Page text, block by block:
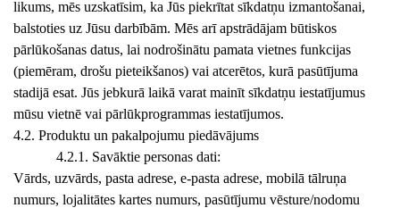
likums, mēs uzskatīsim, ka Jūs piekrītat sīkdatņu izmantošanai,
balstoties uz Jūsu darbībām. Mēs arī apstrādājam būtiskos
pārlūkošanas datus, lai nodrošinātu pamata vietnes funkcijas
(piemēram, drošu pieteikšanos) vai atcerētos, kurā pasūtījuma
stadijā esat. Jūs jebkurā laikā varat mainīt sīkdatņu iestatījumus
mūsu vietnē vai pārlūkprogrammas iestatījumos.
4.2. Produktu un pakalpojumu piedāvājums
4.2.1. Savāktie personas dati:
Vārds, uzvārds, pasta adrese, e-pasta adrese, mobilā tālruņa
numurs, lojalitātes kartes numurs, pasūtījumu vēsture/nodomu